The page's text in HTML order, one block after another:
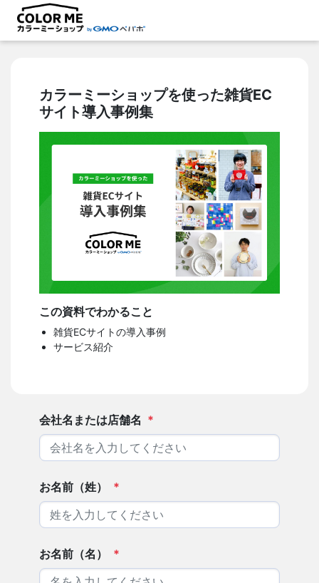
カラーミーショップを使った雑貨EC
サイト導入事例集
この資料でわかること
雑貨ECサイトの導入事例
サービス紹介
会社名または店舗名 *
お名前（姓） *
お名前（名） *